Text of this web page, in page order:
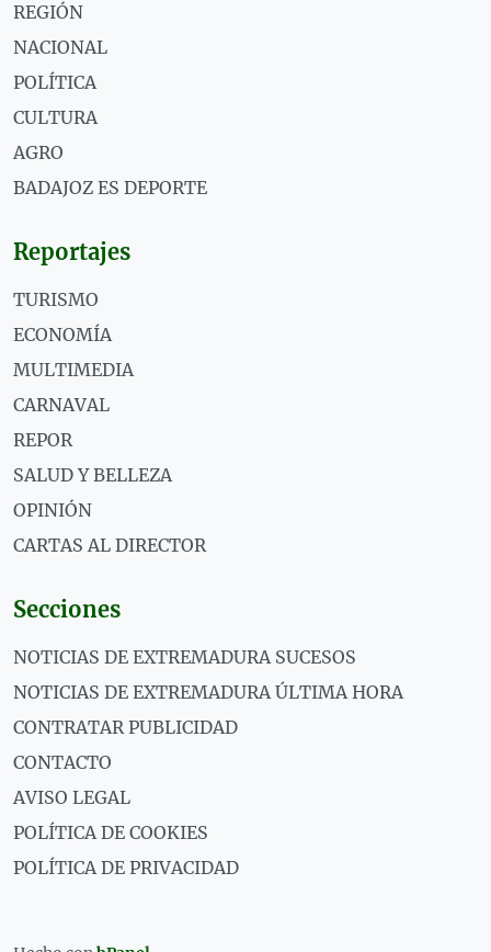
REGIÓN
NACIONAL
POLÍTICA
CULTURA
AGRO
BADAJOZ ES DEPORTE
Reportajes
TURISMO
ECONOMÍA
MULTIMEDIA
CARNAVAL
REPOR
SALUD Y BELLEZA
OPINIÓN
CARTAS AL DIRECTOR
Secciones
NOTICIAS DE EXTREMADURA SUCESOS
NOTICIAS DE EXTREMADURA ÚLTIMA HORA
CONTRATAR PUBLICIDAD
CONTACTO
AVISO LEGAL
POLÍTICA DE COOKIES
POLÍTICA DE PRIVACIDAD